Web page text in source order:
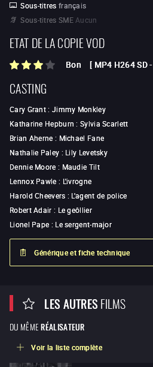
Sous-titres français
Sous-titres SME Aucun
ETAT DE LA COPIE VOD
Bon [ MP4 H264 SD-
CASTING
Cary Grant: Jimmy Monkley
Katharine Hepburn :Sylvia Scarlett
Brian Aherne : Michael Fane
Nathalie Paley : Lily Levetsky
Dennie Moore : Maudie Tilt
Lennox Pawle : L'ivrogne
Harold Cheevers : L'agent de police
Robert Adair : Le geôllier
Lionel Pape : Le sergent-major
Générique et fiche technique
LES AUTRESFILMS
DU MÊME RÉALISATEUR
Voir la liste complète